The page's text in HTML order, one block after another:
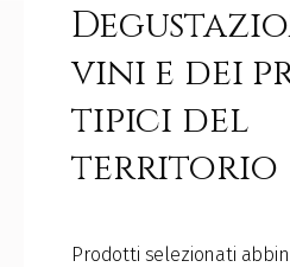
vini e dei
tipici del
territorio
Prodotti selezionati